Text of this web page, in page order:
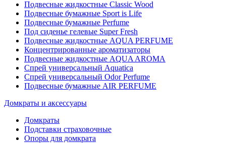
Подвесные жидкостные Classic Wood
Подвесные бумажные Sport is Life
Подвесные бумажные Perfume
Под сиденье гелевые Super Fresh
Подвесные жидкостные AQUA PERFUME
Концентрированные ароматизаторы
Подвесные жидкостные AQUA AROMA
Спрей универсальный Aquatica
Спрей универсальный Odor Perfume
Подвесные бумажные AIR PERFUME
Домкраты и аксессуары
Домкраты
Подставки страховочные
Опоры для домкрата